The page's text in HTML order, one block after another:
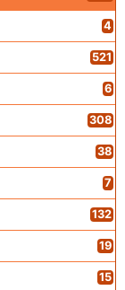
4
521
6
308
38
7
132
19
15